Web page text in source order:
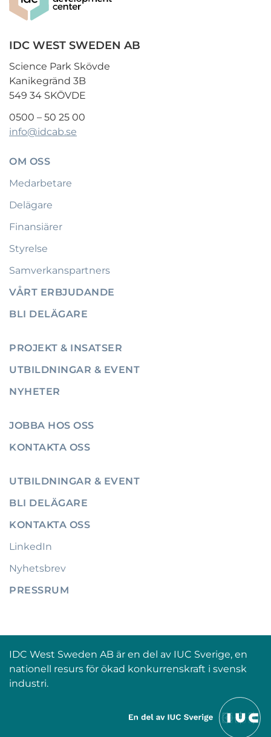
IDC WEST SWEDEN AB
Science Park Skövde
Kanikegränd 3B
549 34 SKÖVDE
0500 – 50 25 00
info@idcab.se
OM OSS
Medarbetare
Delägare
Finansiärer
Styrelse
Samverkanspartners
VÅRT ERBJUDANDE
BLI DELÄGARE
PROJEKT & INSATSER
UTBILDNINGAR & EVENT
NYHETER
JOBBA HOS OSS
KONTAKTA OSS
UTBILDNINGAR & EVENT
BLI DELÄGARE
KONTAKTA OSS
LinkedIn
Nyhetsbrev
PRESSRUM
IDC West Sweden AB är en del av IUC Sverige, en
nationell resurs för ökad konkurrenskraft i svensk
industri.